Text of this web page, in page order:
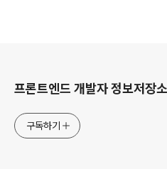
프론트엔드 개발자 정보저장소
구독하기